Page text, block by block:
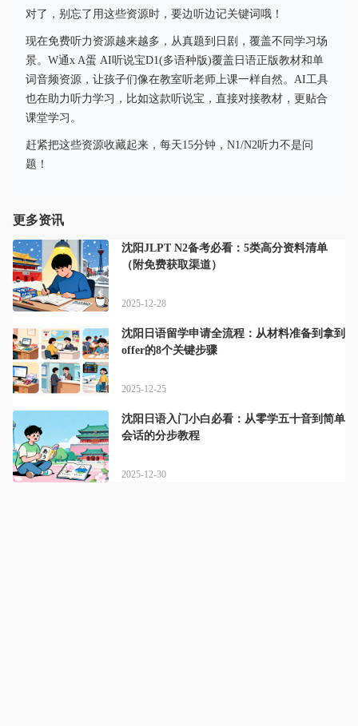
对了，别忘了用这些资源时，要边听边记关键词哦！
现在免费听力资源越来越多，从真题到日剧，覆盖不同学习场
景。W通x A蛋 AI听说宝D1(多语种版)覆盖日语正版教材和单
词音频资源，让孩子们像在教室听老师上课一样自然。AI工具
也在助力听力学习，比如这款听说宝，直接对接教材，更贴合
课堂学习。
赶紧把这些资源收藏起来，每天15分钟，N1/N2听力不是问
题！
更多资讯
沈阳JLPT N2备考必看：5类高分资料清单
（附免费获取渠道）
2025-12-28
沈阳日语留学申请全流程：从材料准备到拿到
offer的8个关键步骤
2025-12-25
沈阳日语入门小白必看：从零学五十音到简单
会话的分步教程
2025-12-30